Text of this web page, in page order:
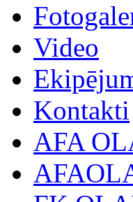
Video
Kontakti
AFA